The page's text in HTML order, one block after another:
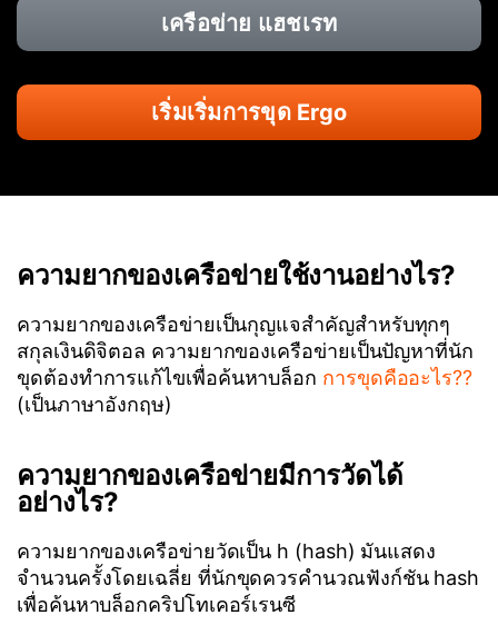
เครือข่าย แฮชเรท
เริ่มเริ่มการขุด Ergo
ความยากของเครือข่ายใช้งานอย่างไร?
ความยากของเครือข่ายเป็นกุญแจสำคัญสำหรับทุกๆ
สกุลเงินดิจิตอล ความยากของเครือข่ายเป็นปัญหาที่นัก
ขุดต้องทำการแก้ไขเพื่อค้นหาบล็อก การขุดคืออะไร??
(เป็นภาษาอังกฤษ)
ความยากของเครือข่ายมีการวัดได้
อย่างไร?
ความยากของเครือข่ายวัดเป็น h (hash) มันแสดง
จำนวนครั้งโดยเฉลี่ย ที่นักขุดควรคำนวณฟังก์ชัน hash
เพื่อค้นหาบล็อกคริปโทเคอร์เรนซี